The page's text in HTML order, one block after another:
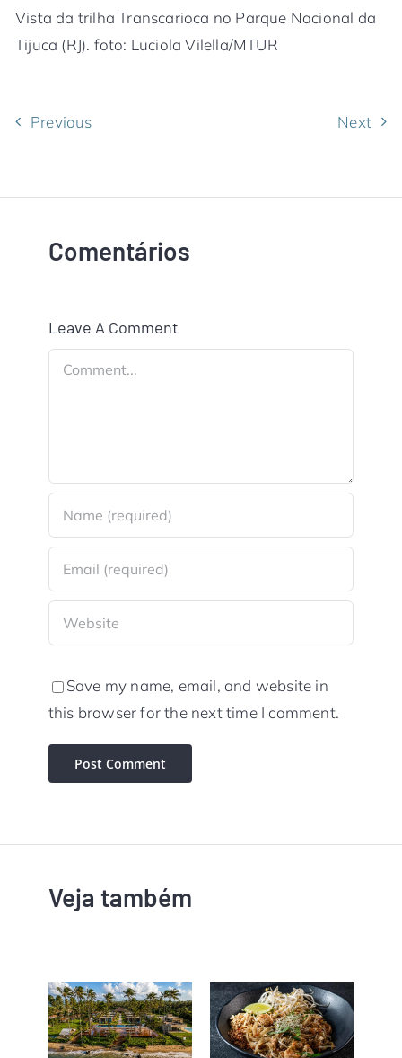
Vista da trilha Transcarioca no Parque Nacional da
Tijuca (RJ). foto: Luciola Vilella/MTUR
Previous Next
Comentários
Leave A Comment
Comment
Save my name, email, and website in
this browser for the next time I comment.
Veja também